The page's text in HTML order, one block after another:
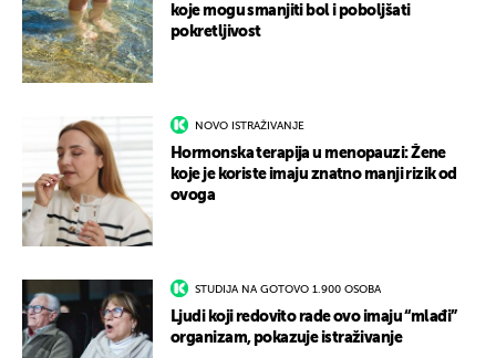
koje mogu smanjiti bol i poboljšati
pokretljivost
NOVO ISTRAŽIVANJE
Hormonska terapija u menopauzi: Žene
koje je koriste imaju znatno manji rizik od
ovoga
STUDIJA NA GOTOVO 1.900 OSOBA
Ljudi koji redovito rade ovo imaju “mlađi”
organizam, pokazuje istraživanje